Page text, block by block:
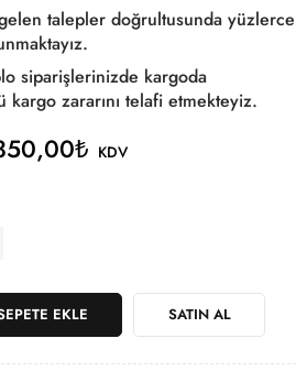
talepler doğrultusunda yüzlerce
siparişlerinizde kargoda
zararını telafi etmekteyiz.
₺ KDV
EKLE SATIN AL